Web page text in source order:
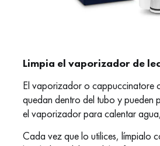
Limpia el vaporizador de
El vaporizador o cappuccinatore
quedan dentro del tubo y pueden
el vaporizador para calentar
Cada vez que lo utilices, límpialo